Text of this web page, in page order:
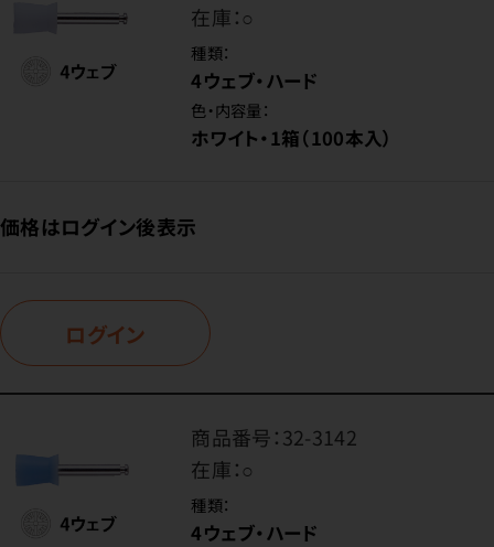
在庫：○
種類：
4ウェブ・ハード
色・内容量：
ホワイト・1箱（100本入）
価格はログイン後表示
ログイン
商品番号：32-3142
在庫：○
種類：
4ウェブ・ハード